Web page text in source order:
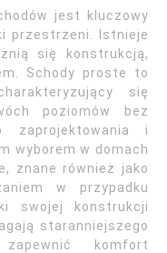
jest kluczowy
przestrzeni. Istnieje
się konstrukcją,
Schody proste to
się
poziomów bez
i
wyborem w domach
znane również jako
w przypadku
swojej konstrukcji
staranniejszego
komfort